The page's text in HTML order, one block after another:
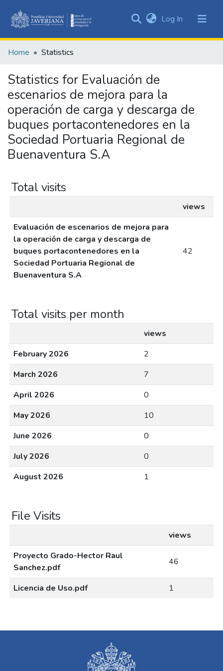
&
All of DSpace
Log In (current)
Home Statistics
Statistics for Evaluación de
escenarios de mejora para la
operación de carga y descarga de
buques portacontenedores en la
Sociedad Portuaria Regional de
Buenaventura S.A
Total visits
views
Evaluación de escenarios de mejora para
la operación de carga y descarga de
buques portacontenedores en la
Sociedad Portuaria Regional de
Buenaventura S.A
42
Total visits per month
views
February 2026
2
March 2026
7
April 2026
0
May 2026
10
June 2026
0
July 2026
0
August 2026
1
File Visits
views
Proyecto Grado-Hector Raul
Sanchez.pdf
46
Licencia de Uso.pdf 1